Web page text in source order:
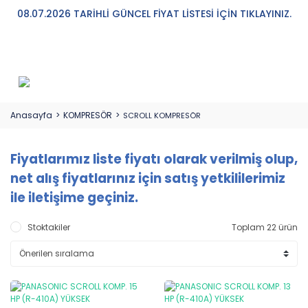
08.07.2026 TARİHLİ GÜNCEL FİYAT LİSTESİ İÇİN TIKLAYINIZ.
Anasayfa KOMPRESÖR SCROLL KOMPRESÖR
Fiyatlarımız liste fiyatı olarak verilmiş olup,
net alış fiyatlarınız için satış yetkililerimiz
ile iletişime geçiniz.
Stoktakiler Toplam 22 ürün